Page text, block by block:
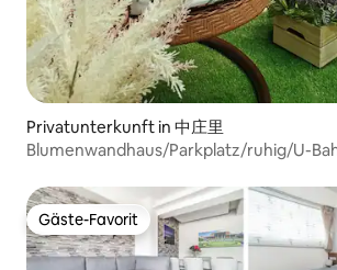
Privatunterkunft in 中庄里
Blumenwandhaus/Parkplatz/ruhig/U-
Gäste-Favorit
Gäste-Favorit